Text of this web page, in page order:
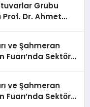
Grubu
Prof. Dr. Ahmet
ve Şahmeran
Fuarı’nda Sektöre
ve Şahmeran
Fuarı’nda Sektöre